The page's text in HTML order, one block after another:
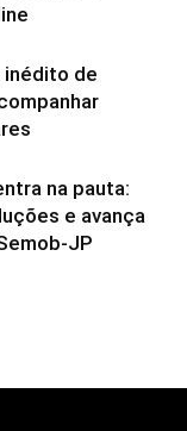
inédito de
na pauta:
e avança
JP